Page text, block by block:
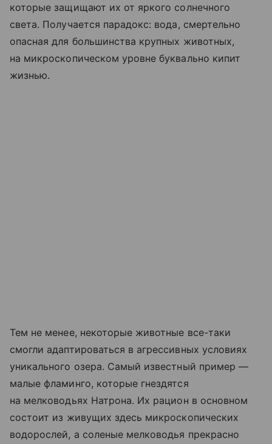
которые защищают их от яркого солнечного
света. Получается парадокс: вода, смертельно
опасная для большинства крупных животных,
на микроскопическом уровне буквально кипит
жизнью.
Тем не менее, некоторые животные все-таки
смогли адаптироваться в агрессивных условиях
уникального озера. Самый известный пример —
малые фламинго, которые гнездятся
на мелководьях Натрона. Их рацион в основном
состоит из живущих здесь микроскопических
водорослей, а соленые мелководья прекрасно